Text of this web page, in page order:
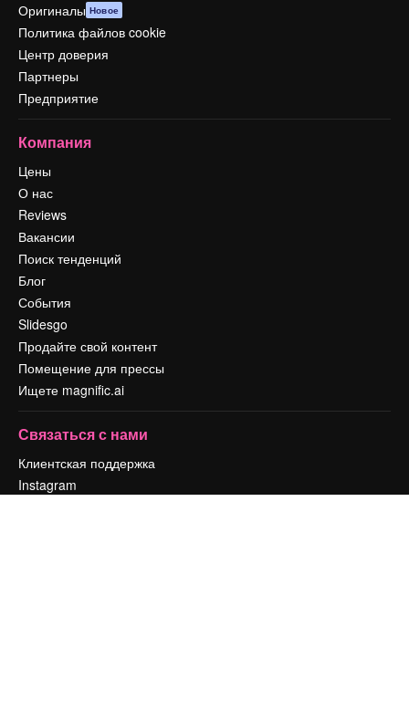
Оригиналы Новое
Политика файлов cookie
Центр доверия
Партнеры
Предприятие
Компания
Цены
О нас
Reviews
Вакансии
Поиск тенденций
Блог
События
Slidesgo
Продайте свой контент
Помещение для прессы
Ищете magnific.ai
Связаться с нами
Клиентская поддержка
Instagram